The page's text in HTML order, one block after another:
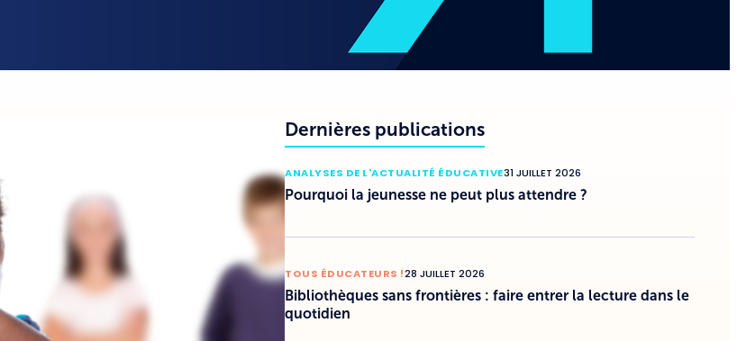
Dernières publications
ANALYSES DE L'ACTUALITÉ ÉDUCATIVE31 JUILLET 2026
Pourquoi la jeunesse ne peut plus attendre ?
TOUS ÉDUCATEURS !28 JUILLET 2026
Bibliothèques sans frontières : faire entrer la lecture dans le
quotidien